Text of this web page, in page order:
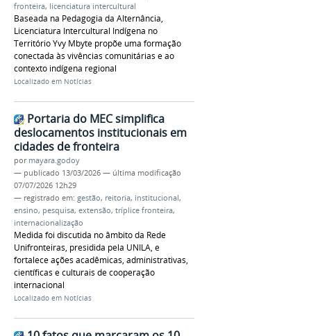
fronteira, licenciatura intercultural
Baseada na Pedagogia da Alternância,
Licenciatura Intercultural Indígena no
Território Yvy Mbyte propõe uma formação
conectada às vivências comunitárias e ao
contexto indígena regional
Localizado em Notícias
Portaria do MEC simplifica
deslocamentos institucionais em
cidades de fronteira
por mayara.godoy
— publicado 13/03/2026 — última modificação
07/07/2026 12h29
— registrado em: gestão, reitoria, institucional,
ensino, pesquisa, extensão, tríplice fronteira,
internacionalização
Medida foi discutida no âmbito da Rede
Unifronteiras, presidida pela UNILA, e
fortalece ações acadêmicas, administrativas,
científicas e culturais de cooperação
internacional
Localizado em Notícias